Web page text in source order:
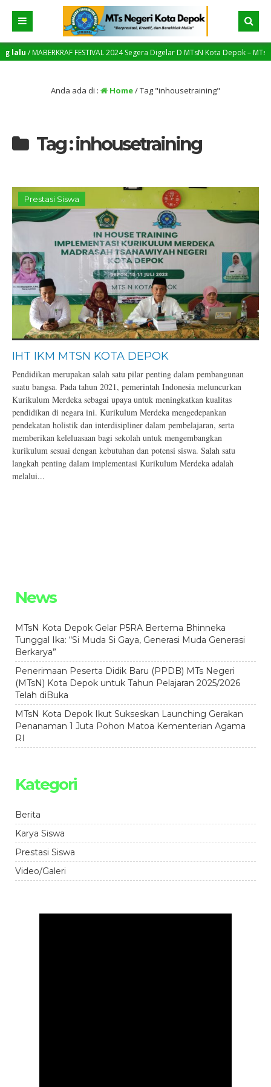
/ MABERKRAF FESTIVAL 2024 Segera Digelar D MTsN Kota Depok –
Anda ada di : Home/Tag "inhousetraining"
Tag : inhousetraining
Prestasi Siswa
IHT IKM MTSN KOTA DEPOK
Pendidikan merupakan salah satu pilar penting dalam pembangunan
suatu bangsa. Pada tahun 2021, pemerintah Indonesia meluncurkan
Kurikulum Merdeka sebagai upaya untuk meningkatkan kualitas
pendidikan di negara ini. Kurikulum Merdeka mengedepankan
pendekatan holistik dan interdisipliner dalam pembelajaran, serta
memberikan keleluasaan bagi sekolah untuk mengembangkan
kurikulum sesuai dengan kebutuhan dan potensi siswa. Salah satu
langkah penting dalam implementasi Kurikulum Merdeka adalah
melalui...
News
MTsN Kota Depok Gelar P5RA Bertema Bhinneka
Tunggal Ika: “Si Muda Si Gaya, Generasi Muda Generasi
Berkarya”
Penerimaan Peserta Didik Baru (PPDB) MTs Negeri
(MTsN) Kota Depok untuk Tahun Pelajaran 2025/2026
Telah diBuka
MTsN Kota Depok Ikut Sukseskan Launching Gerakan
Penanaman 1 Juta Pohon Matoa Kementerian Agama
RI
Kategori
Berita
Karya Siswa
Prestasi Siswa
Video/Galeri